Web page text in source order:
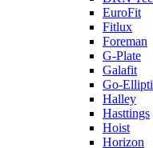
EuroFit
Fitlux
Foreman
G-Plate
Galafit
Go-
Halley
Hasttings
Hoist
Horizon